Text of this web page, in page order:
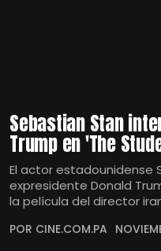
Sebastian Stan
Trump en 'The
El actor estadounidense
expresidente Donald
la película del director
POR CINE.COM.PA